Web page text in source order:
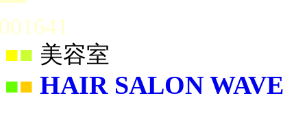
■ 美容室
■■ HAIR SALON WAVE